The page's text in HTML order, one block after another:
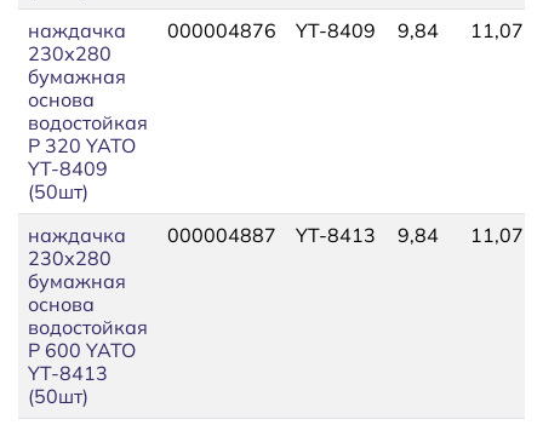
наждачка
230х280
бумажная
основа
водостойкая
P 320 YATO
YT-8409
(50шт)
000004876 YT-8409 9,84 11,07
наждачка
230х280
бумажная
основа
водостойкая
P 600 YATO
YT-8413
(50шт)
000004887 YT-8413 9,84 11,07